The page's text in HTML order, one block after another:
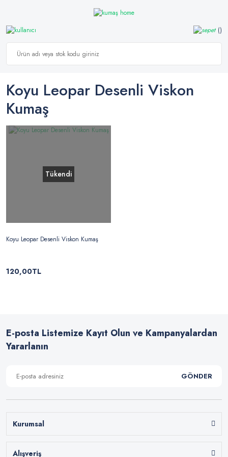
Koyu Leopar Desenli Viskon
Kumaş
Tükendi
Koyu Leopar Desenli Viskon Kumaş
120,00TL
E-posta Listemize Kayıt Olun ve Kampanyalardan
Yararlanın
GÖNDER
Kurumsal
Alışveriş